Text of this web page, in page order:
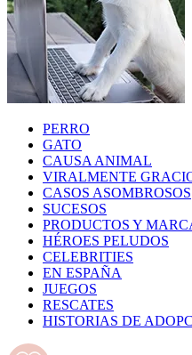
PERRO
GATO
CAUSA ANIMAL
VIRALMENTE
CASOS ASOMBROSOS
SUCESOS
PRODUCTOS Y
HÉROES PELUDOS
CELEBRITIES
EN ESPAÑA
JUEGOS
RESCATES
HISTORIAS DE